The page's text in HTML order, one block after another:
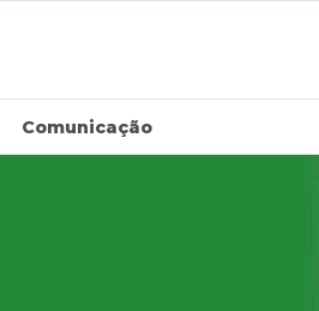
Comunicação